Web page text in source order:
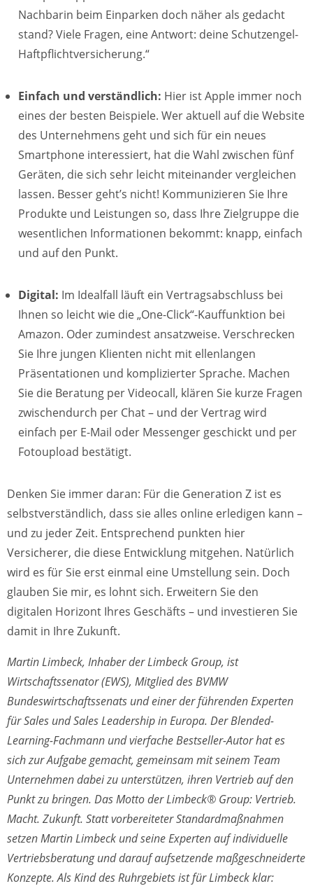
Nachbarin beim Einparken doch näher als gedacht
stand? Viele Fragen, eine Antwort: deine Schutzengel-
Haftpflichtversicherung.“
Einfach und verständlich: Hier ist Apple immer noch
eines der besten Beispiele. Wer aktuell auf die Website
des Unternehmens geht und sich für ein neues
Smartphone interessiert, hat die Wahl zwischen fünf
Geräten, die sich sehr leicht miteinander vergleichen
lassen. Besser geht’s nicht! Kommunizieren Sie Ihre
Produkte und Leistungen so, dass Ihre Zielgruppe die
wesentlichen Informationen bekommt: knapp, einfach
und auf den Punkt.
Digital: Im Idealfall läuft ein Vertragsabschluss bei
Ihnen so leicht wie die „One-Click“-Kauffunktion bei
Amazon. Oder zumindest ansatzweise. Verschrecken
Sie Ihre jungen Klienten nicht mit ellenlangen
Präsentationen und komplizierter Sprache. Machen
Sie die Beratung per Videocall, klären Sie kurze Fragen
zwischendurch per Chat – und der Vertrag wird
einfach per E-Mail oder Messenger geschickt und per
Fotoupload bestätigt.
Denken Sie immer daran: Für die Generation Z ist es
selbstverständlich, dass sie alles online erledigen kann –
und zu jeder Zeit. Entsprechend punkten hier
Versicherer, die diese Entwicklung mitgehen. Natürlich
wird es für Sie erst einmal eine Umstellung sein. Doch
glauben Sie mir, es lohnt sich. Erweitern Sie den
digitalen Horizont Ihres Geschäfts – und investieren Sie
damit in Ihre Zukunft.
Martin Limbeck, Inhaber der Limbeck Group, ist
Wirtschaftssenator (EWS), Mitglied des BVMW
Bundeswirtschaftssenats und einer der führenden Experten
für Sales und Sales Leadership in Europa. Der Blended-
Learning-Fachmann und vierfache Bestseller-Autor hat es
sich zur Aufgabe gemacht, gemeinsam mit seinem Team
Unternehmen dabei zu unterstützen, ihren Vertrieb auf den
Punkt zu bringen. Das Motto der Limbeck® Group: Vertrieb.
Macht. Zukunft. Statt vorbereiteter Standardmaßnahmen
setzen Martin Limbeck und seine Experten auf individuelle
Vertriebsberatung und darauf aufsetzende maßgeschneiderte
Konzepte. Als Kind des Ruhrgebiets ist für Limbeck klar: